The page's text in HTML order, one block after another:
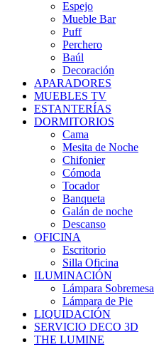
Espejo
Mueble Bar
Puff
Perchero
Baúl
Decoración
APARADORES
MUEBLES TV
ESTANTERÍAS
DORMITORIOS
Cama
Mesita de Noche
Chifonier
Cómoda
Tocador
Banqueta
Galán de noche
Descanso
OFICINA
Escritorio
Silla Oficina
ILUMINACIÓN
Lámpara Sobremesa
Lámpara de Pie
LIQUIDACIÓN
SERVICIO DECO 3D
THE LUMINE